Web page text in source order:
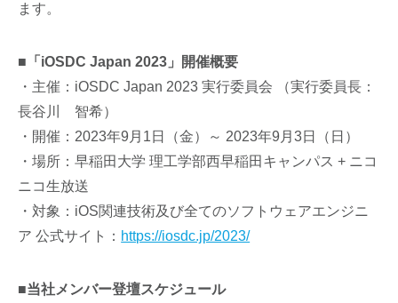
ます。
■「iOSDC Japan 2023」開催概要
・主催：iOSDC Japan 2023 実行委員会 （実行委員長：
長谷川 智希）
・開催：2023年9月1日（金）～ 2023年9月3日（日）
・場所：早稲田大学 理工学部西早稲田キャンパス + ニコ
ニコ生放送
・対象：iOS関連技術及び全てのソフトウェアエンジニ
ア 公式サイト： https://iosdc.jp/2023/
■当社メンバー登壇スケジュール